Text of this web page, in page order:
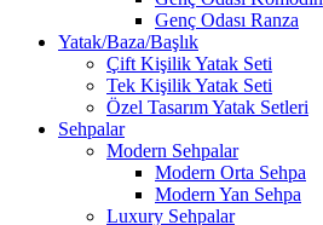
Genç Odası Ranza
Yatak/Baza/Başlık
Çift Kişilik Yatak Seti
Tek Kişilik Yatak Seti
Özel Tasarım Yatak Setleri
Sehpalar
Modern Sehpalar
Modern Orta Sehpa
Modern Yan Sehpa
Luxury Sehpalar